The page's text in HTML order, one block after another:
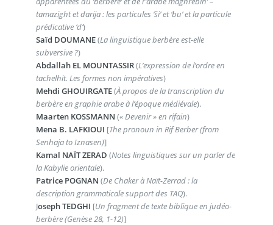
tamazight et darija : les particules ‘ši’ et ‘bu’ et la particule
prédicative ‘d’)
Saïd DOUMANE(La linguistique berbère est-elle
subversive ?)
Abdallah EL MOUNTASSIR(L’expression de l’ordre en
tachelhit. Les formes non impératives)
Mehdi GHOUIRGATE(À propos de la transcription du
berbère en graphie arabe à l’époque médiévale).
Maarten KOSSMANN (« Devenir » en rifain)
Mena B. LAFKIOUI [The pronoun in Rif Berber (from
Senhaja to Iznasen)]
Kamal NAÏT ZERAD (Notes linguistiques sur un parler de
la Kabylie orientale).
Patrice POGNAN (De Chaker à Naït-Zerrad : la
description grammaticale support des TAQ).
Joseph TEDGHI [Un fragment de texte biblique en judéo-
berbère (Genèse 28, 1-12)]